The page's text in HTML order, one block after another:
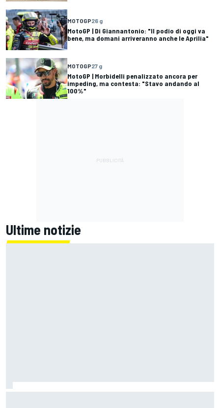
MOTOGP26 g
MotoGP | Di Giannantonio: "Il podio di oggi va
bene, ma domani arriveranno anche le Aprilia"
MOTOGP27 g
MotoGP | Morbidelli penalizzato ancora per
impeding, ma contesta: "Stavo andando al
100%"
Ultime notizie